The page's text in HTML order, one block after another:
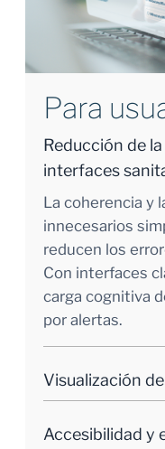
Para
Reducción de
interfaces
La coherencia y
innecesarios
reducen los
Con interfaces
carga cognitiva
por alertas.
Visualización
Accesibilidad y